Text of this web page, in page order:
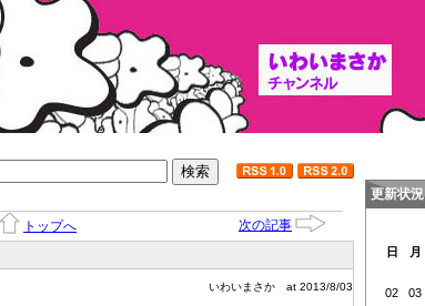
トップへ 次の記事
いわいまさか at 2013/8/03
更新状況
日
月
02
03